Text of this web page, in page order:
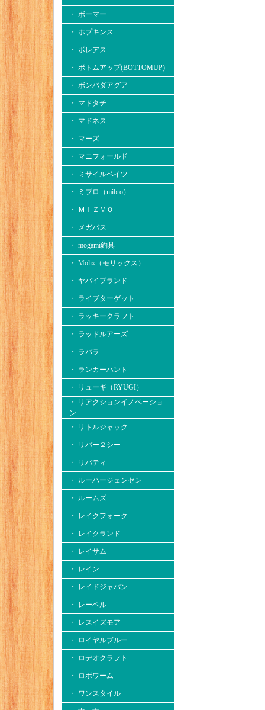
・ ボーマー
・ ホプキンス
・ ボレアス
・ ボトムアップ(BOTTOMUP)
・ ボンバダアグア
・ マドタチ
・ マドネス
・ マーズ
・ マニフォールド
・ ミサイルベイツ
・ ミブロ（mibro）
・ ＭＩＺＭＯ
・ メガバス
・ mogami釣具
・ Molix（モリックス）
・ ヤバイブランド
・ ライブターゲット
・ ラッキークラフト
・ ラッドルアーズ
・ ラパラ
・ ランカーハント
・ リューギ（RYUGI）
・ リアクションイノベーショ
ン
・ リトルジャック
・ リバー２シー
・ リバティ
・ ルーハージェンセン
・ ルームズ
・ レイクフォーク
・ レイクランド
・ レイサム
・ レイン
・ レイドジャパン
・ レーベル
・ レスイズモア
・ ロイヤルブルー
・ ロデオクラフト
・ ロボワーム
・ ワンスタイル